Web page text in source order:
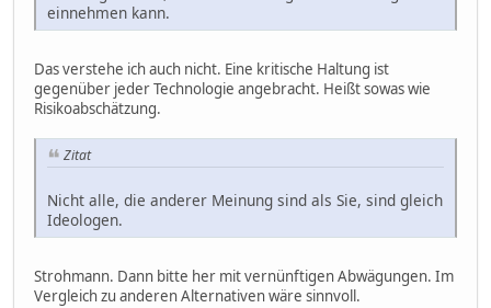
einnehmen kann.
Das verstehe ich auch nicht. Eine kritische Haltung ist
gegenüber jeder Technologie angebracht. Heißt sowas wie
Risikoabschätzung.
Zitat
Nicht alle, die anderer Meinung sind als Sie, sind gleich
Ideologen.
Strohmann. Dann bitte her mit vernünftigen Abwägungen. Im
Vergleich zu anderen Alternativen wäre sinnvoll.